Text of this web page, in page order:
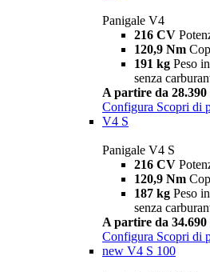
Panigale V4
216 CV
120,9 Nm
191 kg Peso
senza
A partire da 28.390
Configura Scopri di
V4 S
Panigale V4 S
216 CV
120,9 Nm
187 kg Peso
senza
A partire da 34.690
Configura Scopri di
new V4 S 100